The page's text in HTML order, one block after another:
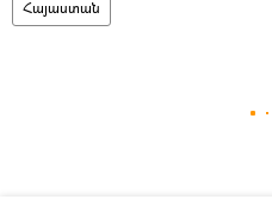
Հայաստան